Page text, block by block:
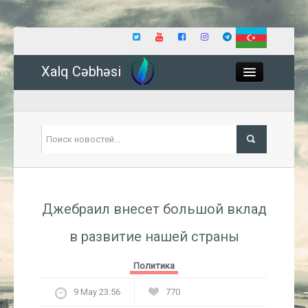
Xalq Cəbhəsi
Экономика
Джебраил внесет большой вклад
в развитие нашей страны
Политика
9 May 23:56 770